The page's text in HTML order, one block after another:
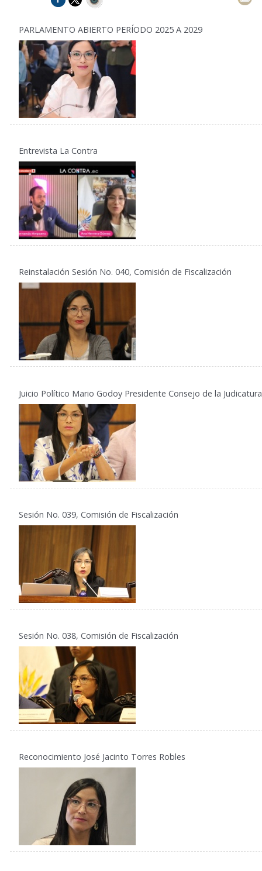
PARLAMENTO ABIERTO PERÍODO 2025 A 2029
Entrevista La Contra
Reinstalación Sesión No. 040, Comisión de Fiscalización
Juicio Político Mario Godoy Presidente Consejo de la Judicatura
Sesión No. 039, Comisión de Fiscalización
Sesión No. 038, Comisión de Fiscalización
Reconocimiento José Jacinto Torres Robles